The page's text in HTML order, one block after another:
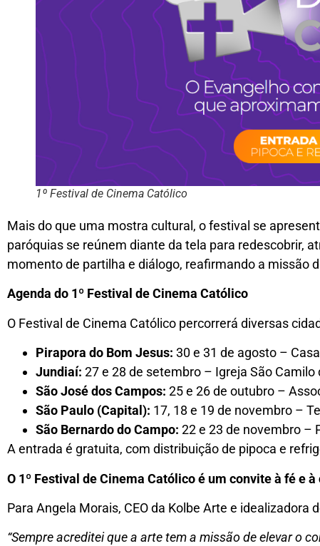
1º Festival de Cinema Católico
Mais do que uma mostra cultural, o festival se
paróquias se reúnem diante da tela para redescobrir,
momento de partilha e diálogo, reafirmando a missão
Agenda do 1º Festival de Cinema Católico
O Festival de Cinema Católico percorrerá diversas
Pirapora do Bom Jesus: 30 e 31 de agosto –
Jundiaí: 27 e 28 de setembro – Igreja São
São José dos Campos: 25 e 26 de outubro –
São Paulo (Capital): 17, 18 e 19 de novembro –
São Bernardo do Campo: 22 e 23 de novembro –
A entrada é gratuita, com distribuição de pipoca e
O 1º Festival de Cinema Católico é um convite à fé e
Para Angela Morais, CEO da Kolbe Arte e
“Sempre acreditei que a arte tem a missão de elevar o